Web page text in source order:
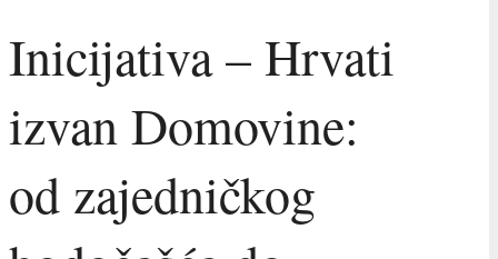
Inicijativa – Hrvati
izvan Domovine:
od zajedničkog